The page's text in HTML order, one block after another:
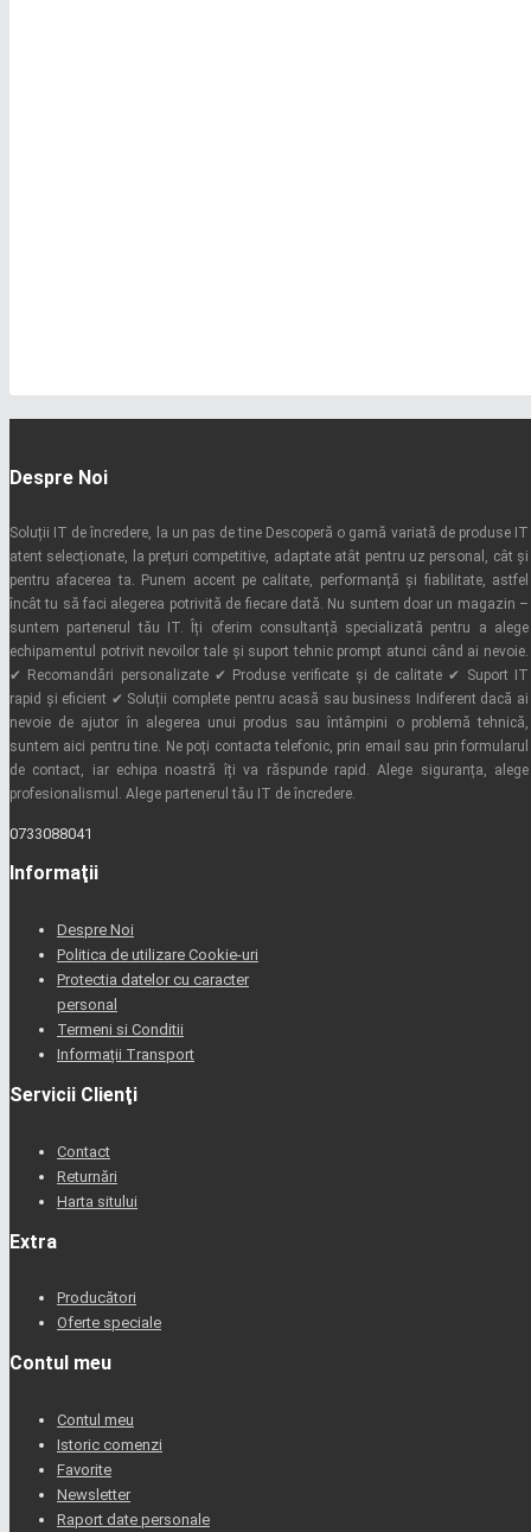
Despre Noi
Soluții IT de încredere, la un pas de tine Descoperă o gamă variată de produse IT
atent selecționate, la prețuri competitive, adaptate atât pentru uz personal, cât și
pentru afacerea ta. Punem accent pe calitate, performanță și fiabilitate, astfel
încât tu să faci alegerea potrivită de fiecare dată. Nu suntem doar un magazin –
suntem partenerul tău IT. Îți oferim consultanță specializată pentru a alege
echipamentul potrivit nevoilor tale și suport tehnic prompt atunci când ai nevoie.
✔ Recomandări personalizate ✔ Produse verificate și de calitate ✔ Suport IT
rapid și eficient ✔ Soluții complete pentru acasă sau business Indiferent dacă ai
nevoie de ajutor în alegerea unui produs sau întâmpini o problemă tehnică,
suntem aici pentru tine. Ne poți contacta telefonic, prin email sau prin formularul
de contact, iar echipa noastră îți va răspunde rapid. Alege siguranța, alege
profesionalismul. Alege partenerul tău IT de încredere.
0733088041
Informaţii
Despre Noi
Politica de utilizare Cookie-uri
Protectia datelor cu caracter
personal
Termeni si Conditii
Informații Transport
Servicii Clienţi
Contact
Returnări
Harta sitului
Extra
Producători
Oferte speciale
Contul meu
Contul meu
Istoric comenzi
Favorite
Newsletter
Raport date personale